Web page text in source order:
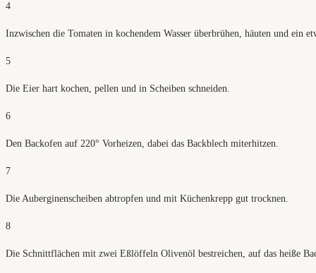
4
Inzwischen die Tomaten in kochendem Wasser überbrühen, häuten und ein
5
Die Eier hart kochen, pellen und in Scheiben schneiden.
6
Den Backofen auf 220° Vorheizen, dabei das Backblech miterhitzen.
7
Die Auberginenscheiben abtropfen und mit Küchenkrepp gut trocknen.
8
Die Schnittflächen mit zwei Eßlöffeln Olivenöl bestreichen, auf das heiße